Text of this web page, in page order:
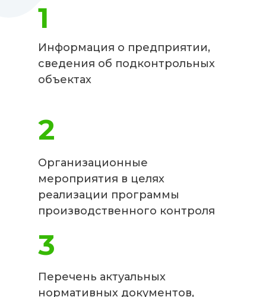
1
Информация о предприятии,
сведения об подконтрольных
объектах
2
Организационные
мероприятия в целях
реализации программы
производственного контроля
3
Перечень актуальных
нормативных документов,